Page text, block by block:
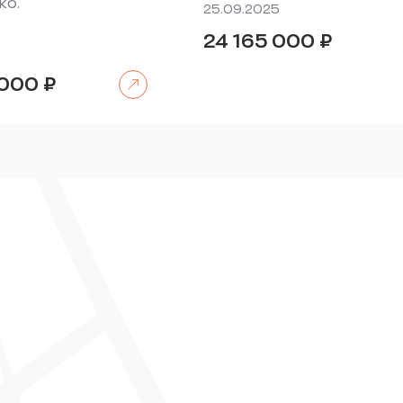
₽
25.09.2025
24 165 000 ₽